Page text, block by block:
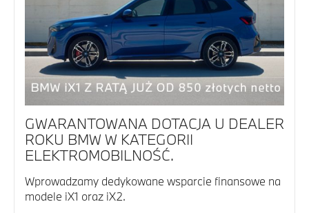
GWARANTOWANA DOTACJA U DEALER
ROKU BMW W KATEGORII
ELEKTROMOBILNOŚĆ.
Wprowadzamy dedykowane wsparcie finansowe na
modele iX1 oraz iX2.